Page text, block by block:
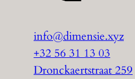
info@dimensie.xyz
+32 56 31 13 03
Dronckaertstraat 259